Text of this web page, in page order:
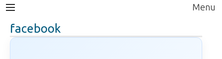
Menu
facebook